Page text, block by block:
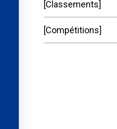
Classements
Compétitions